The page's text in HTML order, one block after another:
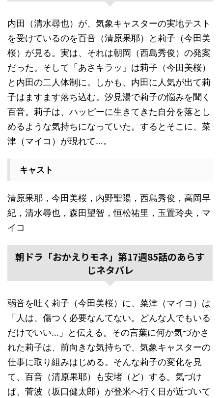
内田（清水尋也）が、気象キャスターの実地テスト
を受けているのを百音（清原果耶）と莉子（今田美
桜）が見る。実は、それは朝岡（西島秀俊）の発案
だった。そして「あさキラッ」は莉子（今田美桜）
と内田の二人体制に。しかも、内田に人気が出て莉
子はますます落ち込む。汐見湯で莉子の悩みを聞く
百音。莉子は、ハッピーに生きてきた自分を落とし
めるような気持ちになっていた。するとそこに、菜
津（マイコ）が現れて…。
キャスト
清原果耶，今田美桜，内野聖陽，西島秀俊，高岡早
紀，清水尋也，森田望智，恒松祐里，玉置玲央，マ
イコ
朝ドラ「おかえりモネ」第17週85話のあらす
じネタバレ
弱音を吐く莉子（今田美桜）に、菜津（マイコ）は
「人は、傷つく必要なんてない。どんな人でもいる
だけでいい…」と伝える。その言葉に何か気づかさ
れた莉子は、前向きな気持ちで、気象キャスターの
仕事に取り組みはじめる。そんな莉子の変化を見
て、百音（清原果耶）も安堵（ど）する。気づけ
ば、菅波（坂口健太郎）が登米へ行く日が近づいて